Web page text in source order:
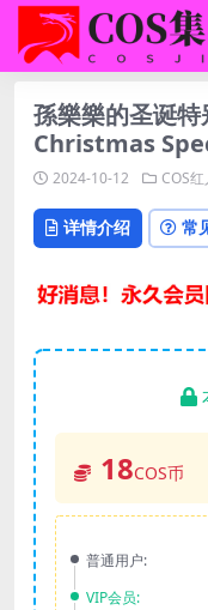
孫樂樂的圣诞
Christmas
2024-10-12 COS红
详情介绍 常
18COS币
普通用户:
VIP会员: